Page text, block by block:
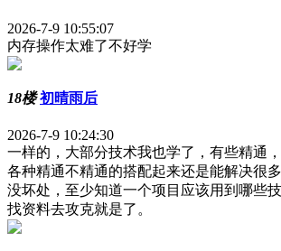
2026-7-9 10:55:07
内存操作太难了不好学
18楼 初晴雨后
2026-7-9 10:24:30
一样的，大部分技术我也学了，有些精通
各种精通不精通的搭配起来还是能解决很
没坏处，至少知道一个项目应该用到哪些
找资料去攻克就是了。